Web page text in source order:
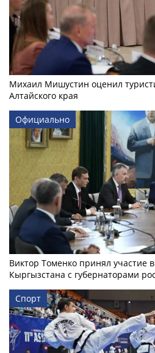
Михаил Мишустин оценил
Алтайского края
Официально
Виктор Томенко принял участие
Кыргызстана с губернаторами
Спорт